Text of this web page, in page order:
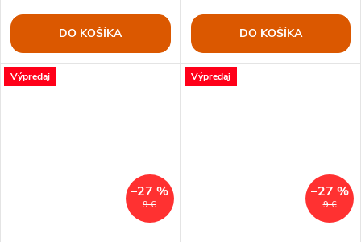
DO KOŠÍKA DO KOŠÍKA
Výpredaj
9 €
–27 %
Výpredaj
9 €
–27 %